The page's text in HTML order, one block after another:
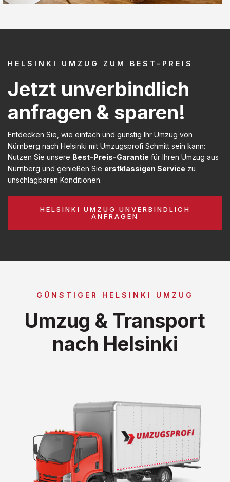
HELSINKI UMZUG ZUM BEST-PREIS
Jetzt unverbindlich
anfragen & sparen!
Entdecken Sie, wie einfach und günstig Ihr Umzug von
Nürnberg nach Helsinki mit Umzugsprofi Schmitt sein kann:
Nutzen Sie unsere Best-Preis-Garantie für Ihren Umzug aus
Nürnberg und genießen Sie erstklassigen Service zu
unschlagbaren Konditionen.
HELSINKI UMZUG UNVERBINDLICH
ANFRAGEN
GÜNSTIGER HELSINKI UMZUG
Umzug & Transport
nach Helsinki